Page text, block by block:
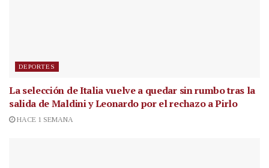
DEPORTES
La selección de Italia vuelve a quedar sin rumbo tras la
salida de Maldini y Leonardo por el rechazo a Pirlo
HACE 1 SEMANA